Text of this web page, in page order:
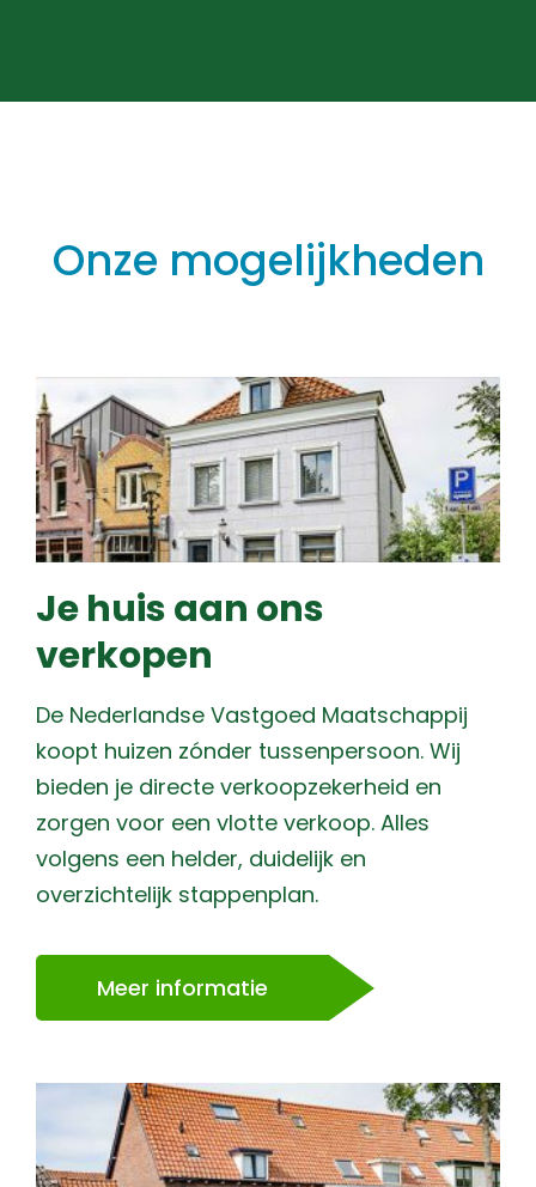
Onze mogelijkheden
Je huis aan ons
verkopen
De Nederlandse Vastgoed Maatschappij
koopt huizen zónder tussenpersoon. Wij
bieden je directe verkoopzekerheid en
zorgen voor een vlotte verkoop. Alles
volgens een helder, duidelijk en
overzichtelijk stappenplan.
Meer informatie